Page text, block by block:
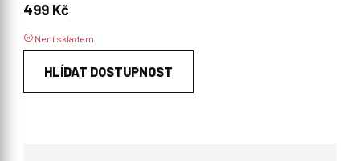
499 Kč
Není skladem
HLÍDAT DOSTUPNOST